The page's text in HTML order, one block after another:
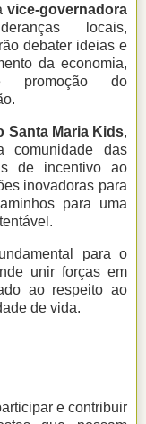
vice-governadora
locais,
debater ideias e
da economia,
promoção do
Santa Maria Kids,
comunidade das
de incentivo ao
inovadoras para
para uma
para o
unir forças em
ao respeito ao
de vida.
e contribuir